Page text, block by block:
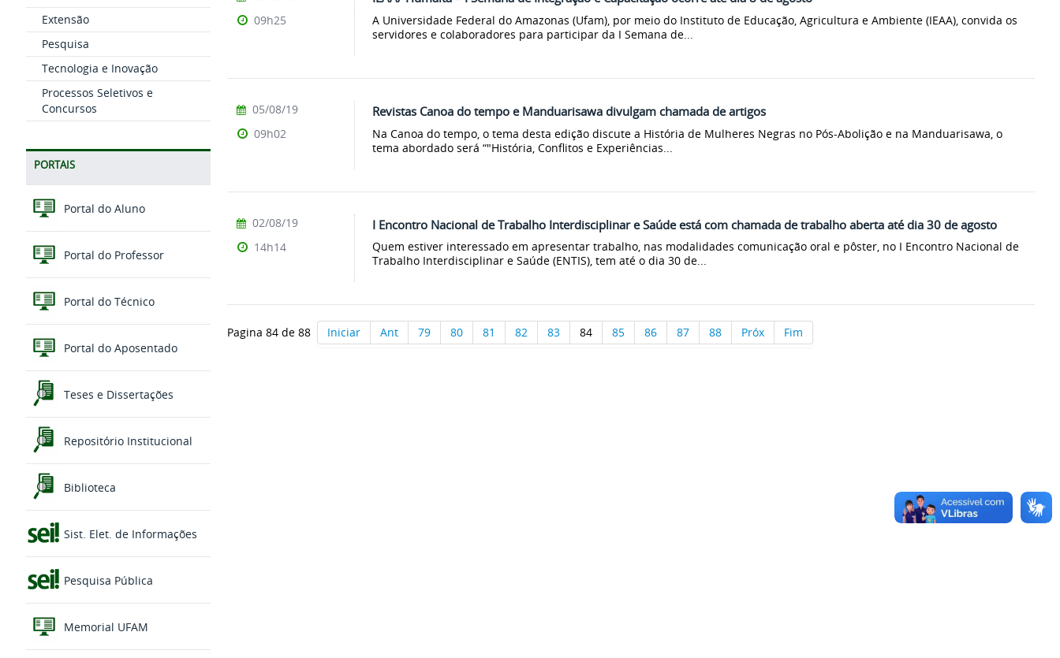
Extensão
Pesquisa
Tecnologia e Inovação
Processos Seletivos e
Concursos
PORTAIS
Portal do Aluno
Portal do Professor
Portal do Técnico
Portal do Aposentado
Teses e Dissertações
Repositório Institucional
Biblioteca
Sist. Elet. de Informações
Pesquisa Pública
Memorial UFAM
A Universidade Federal do Amazonas (Ufam), por meio do Instituto de Educação, Agricultura e Ambiente (IEAA), convida os
servidores e colaboradores para participar da I Semana de...
09h25
Revistas Canoa do tempo e Manduarisawa divulgam chamada de artigos
Na Canoa do tempo, o tema desta edição discute a História de Mulheres Negras no Pós-Abolição e na Manduarisawa, o
tema abordado será “"História, Conflitos e Experiências...
05/08/19
09h02
I Encontro Nacional de Trabalho Interdisciplinar e Saúde está com chamada de trabalho aberta até dia 30 de agosto
Quem estiver interessado em apresentar trabalho, nas modalidades comunicação oral e pôster, no I Encontro Nacional de
Trabalho Interdisciplinar e Saúde (ENTIS), tem até o dia 30 de...
02/08/19
14h14
Pagina 84 de 88 Iniciar Ant 79 80 81 82 83 84 85 86 87 88 Próx Fim